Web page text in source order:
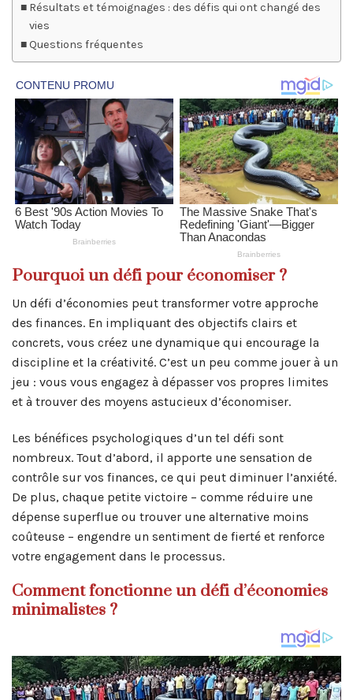
Résultats et témoignages : des défis qui ont changé des
vies
Questions fréquentes
Pourquoi un défi pour économiser ?
Un défi d’économies peut transformer votre approche
des finances. En impliquant des objectifs clairs et
concrets, vous créez une dynamique qui encourage la
discipline et la créativité. C’est un peu comme jouer à un
jeu : vous vous engagez à dépasser vos propres limites
et à trouver des moyens astucieux d’économiser.
Les bénéfices psychologiques d’un tel défi sont
nombreux. Tout d’abord, il apporte une sensation de
contrôle sur vos finances, ce qui peut diminuer l’anxiété.
De plus, chaque petite victoire – comme réduire une
dépense superflue ou trouver une alternative moins
coûteuse – engendre un sentiment de fierté et renforce
votre engagement dans le processus.
Comment fonctionne un défi d’économies
minimalistes ?